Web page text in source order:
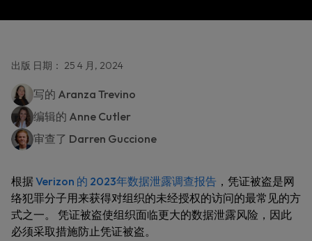
出版 日期： 25 4 月, 2024
写的 Aranza Trevino
编辑的 Anne Cutler
审查了 Darren Guccione
根据Verizon 的 2023年数据泄露调查报告 ，凭证被盗是网
络犯罪分子用来获得对组织的未经授权的访问的最常见的方
式之一。 凭证被盗使组织面临更大的数据泄露风险，因此
必须采取措施防止凭证被盗。